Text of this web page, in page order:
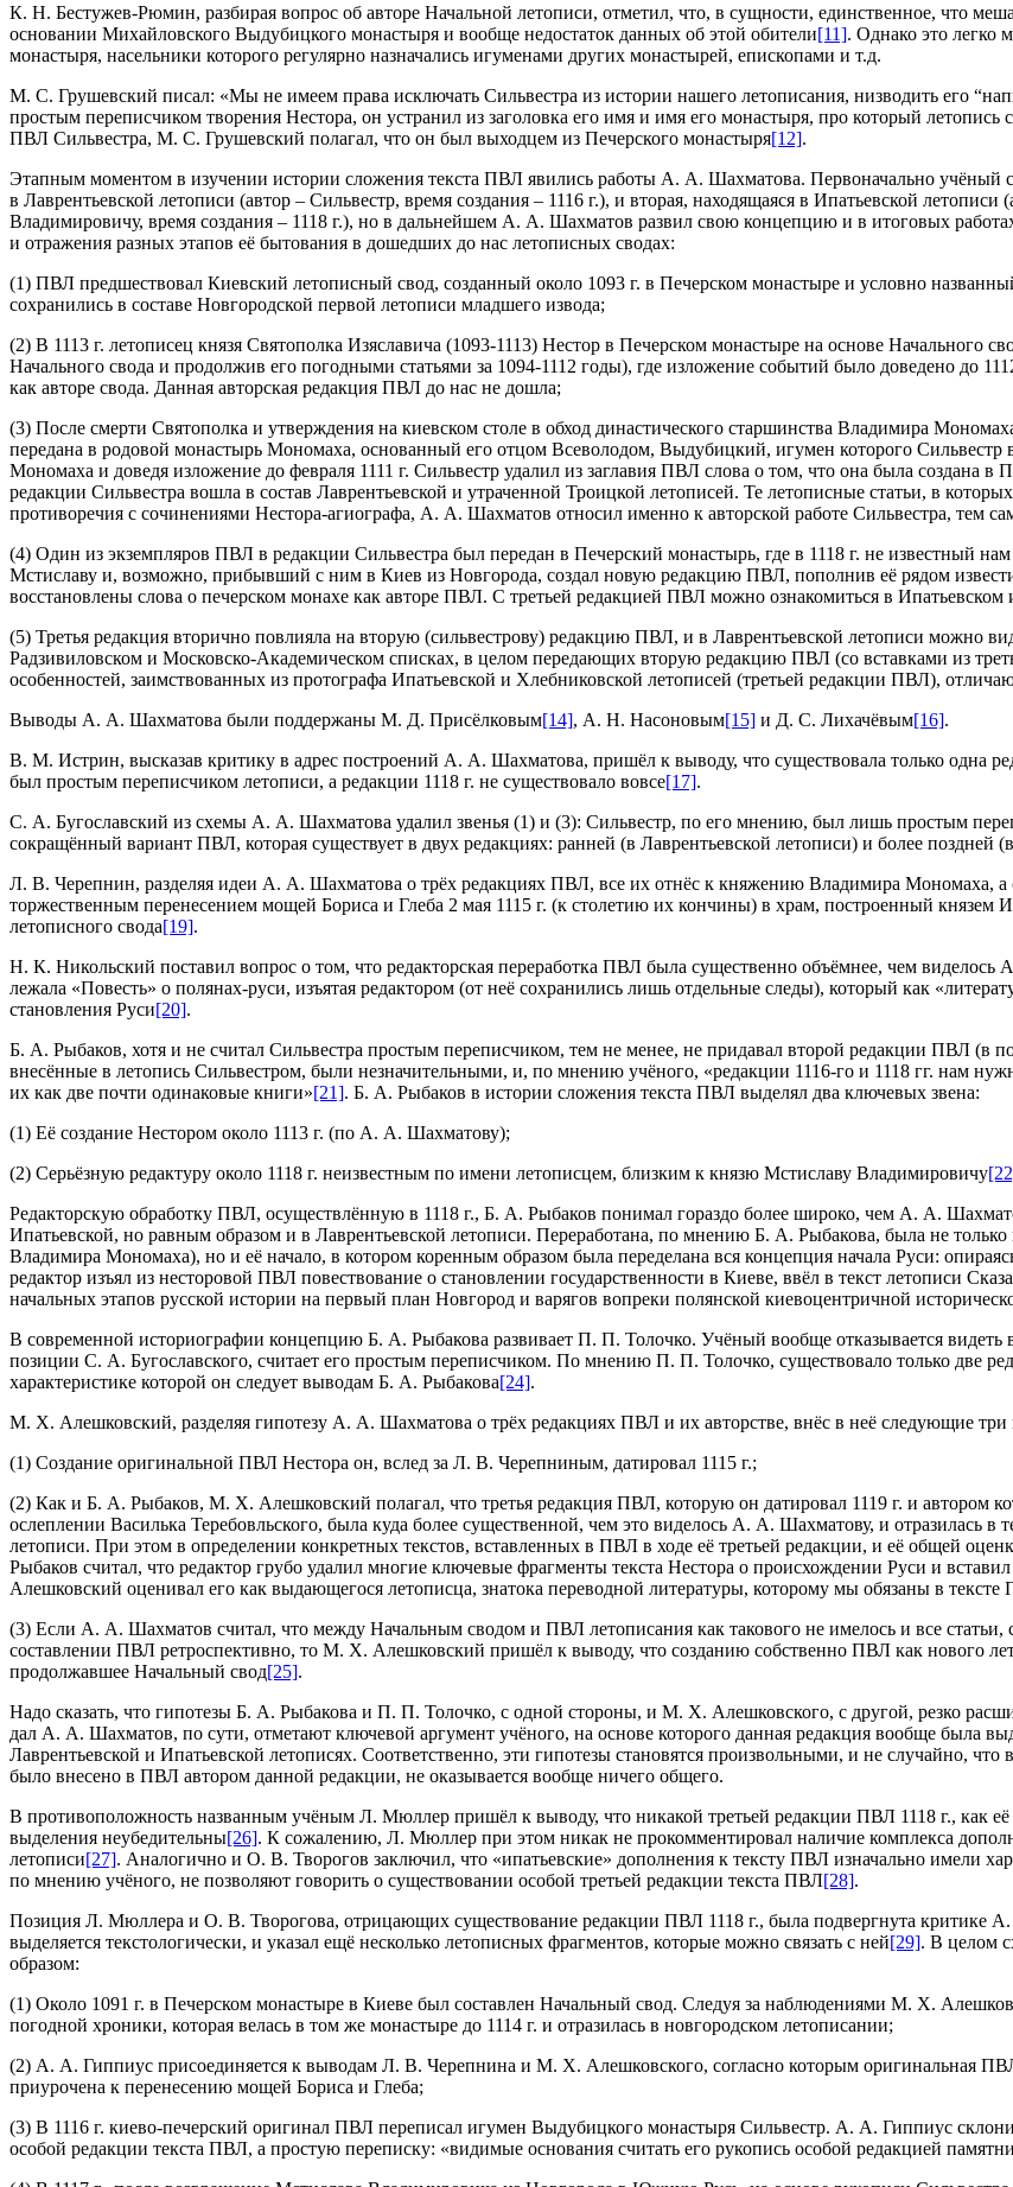
К. Н. Бестужев-Рюмин, разбирая вопрос об авторе Начальной летописи, отметил, что, в сущности, единственное, что
основании Михайловского Выдубицкого монастыря и вообще недостаток данных об этой обители[11]. Однако это легко
монастыря, насельники которого регулярно назначались игуменами других монастырей, епископами и т.д.
М. С. Грушевский писал: «Мы не имеем права исключать Сильвестра из истории нашего летописания, низводить его
простым переписчиком творения Нестора, он устранил из заголовка его имя и имя его монастыря, про который летопись
ПВЛ Сильвестра, М. С. Грушевский полагал, что он был выходцем из Печерского монастыря[12].
Этапным моментом в изучении истории сложения текста ПВЛ явились работы А. А. Шахматова. Первоначально учёный
в Лаврентьевской летописи (автор – Сильвестр, время создания – 1116 г.), и вторая, находящаяся в Ипатьевской
Владимировичу, время создания – 1118 г.), но в дальнейшем А. А. Шахматов развил свою концепцию и в итоговых
и отражения разных этапов её бытования в дошедших до нас летописных сводах:
(1) ПВЛ предшествовал Киевский летописный свод, созданный около 1093 г. в Печерском монастыре и условно
сохранились в составе Новгородской первой летописи младшего извода;
(2) В 1113 г. летописец князя Святополка Изяславича (1093-1113) Нестор в Печерском монастыре на основе Начального
Начального свода и продолжив его погодными статьями за 1094-1112 годы), где изложение событий было доведено до
как авторе свода. Данная авторская редакция ПВЛ до нас не дошла;
(3) После смерти Святополка и утверждения на киевском столе в обход династического старшинства Владимира
передана в родовой монастырь Мономаха, основанный его отцом Всеволодом, Выдубицкий, игумен которого Сильвестр
Мономаха и доведя изложение до февраля 1111 г. Сильвестр удалил из заглавия ПВЛ слова о том, что она была создана
редакции Сильвестра вошла в состав Лаврентьевской и утраченной Троицкой летописей. Те летописные статьи, в
противоречия с сочинениями Нестора-агиографа, А. А. Шахматов относил именно к авторской работе Сильвестра, тем
(4) Один из экземпляров ПВЛ в редакции Сильвестра был передан в Печерский монастырь, где в 1118 г. не известный
Мстиславу и, возможно, прибывший с ним в Киев из Новгорода, создал новую редакцию ПВЛ, пополнив её рядом
восстановлены слова о печерском монахе как авторе ПВЛ. С третьей редакцией ПВЛ можно ознакомиться в Ипатьевском
(5) Третья редакция вторично повлияла на вторую (сильвестрову) редакцию ПВЛ, и в Лаврентьевской летописи можно
Радзивиловском и Московско-Академическом списках, в целом передающих вторую редакцию ПВЛ (со вставками из
особенностей, заимствованных из протографа Ипатьевской и Хлебниковской летописей (третьей редакции ПВЛ),
Выводы А. А. Шахматова были поддержаны М. Д. Присёлковым[14], А. Н. Насоновым[15] и Д. С. Лихачёвым[16].
В. М. Истрин, высказав критику в адрес построений А. А. Шахматова, пришёл к выводу, что существовала только одна
был простым переписчиком летописи, а редакции 1118 г. не существовало вовсе[17].
С. А. Бугославский из схемы А. А. Шахматова удалил звенья (1) и (3): Сильвестр, по его мнению, был лишь простым
сокращённый вариант ПВЛ, которая существует в двух редакциях: ранней (в Лаврентьевской летописи) и более поздней
Л. В. Черепнин, разделяя идеи А. А. Шахматова о трёх редакциях ПВЛ, все их отнёс к княжению Владимира Мономаха, а
торжественным перенесением мощей Бориса и Глеба 2 мая 1115 г. (к столетию их кончины) в храм, построенный
летописного свода[19].
Н. К. Никольский поставил вопрос о том, что редакторская переработка ПВЛ была существенно объёмнее, чем
лежала «Повесть» о полянах-руси, изъятая редактором (от неё сохранились лишь отдельные следы), который как
становления Руси[20].
Б. А. Рыбаков, хотя и не считал Сильвестра простым переписчиком, тем не менее, не придавал второй редакции ПВЛ
внесённые в летопись Сильвестром, были незначительными, и, по мнению учёного, «редакции 1116-го и 1118 гг. нам
их как две почти одинаковые книги»[21]. Б. А. Рыбаков в истории сложения текста ПВЛ выделял два ключевых звена:
(1) Её создание Нестором около 1113 г. (по А. А. Шахматову);
(2) Серьёзную редактуру около 1118 г. неизвестным по имени летописцем, близким к князю Мстиславу Владимировичу
Редакторскую обработку ПВЛ, осуществлённую в 1118 г., Б. А. Рыбаков понимал гораздо более широко, чем А. А.
Ипатьевской, но равным образом и в Лаврентьевской летописи. Переработана, по мнению Б. А. Рыбакова, была не
Владимира Мономаха), но и её начало, в котором коренным образом была переделана вся концепция начала Руси:
редактор изъял из несторовой ПВЛ повествование о становлении государственности в Киеве, ввёл в текст летописи
начальных этапов русской истории на первый план Новгород и варягов вопреки полянской киевоцентричной
В современной историографии концепцию Б. А. Рыбакова развивает П. П. Толочко. Учёный вообще отказывается видеть
позиции С. А. Бугославского, считает его простым переписчиком. По мнению П. П. Толочко, существовало только две
характеристике которой он следует выводам Б. А. Рыбакова[24].
М. Х. Алешковский, разделяя гипотезу А. А. Шахматова о трёх редакциях ПВЛ и их авторстве, внёс в неё следующие три
(1) Создание оригинальной ПВЛ Нестора он, вслед за Л. В. Черепниным, датировал 1115 г.;
(2) Как и Б. А. Рыбаков, М. Х. Алешковский полагал, что третья редакция ПВЛ, которую он датировал 1119 г. и автором
ослеплении Василька Теребовльского, была куда более существенной, чем это виделось А. А. Шахматову, и отразилась в
летописи. При этом в определении конкретных текстов, вставленных в ПВЛ в ходе её третьей редакции, и её общей
Рыбаков считал, что редактор грубо удалил многие ключевые фрагменты текста Нестора о происхождении Руси и
Алешковский оценивал его как выдающегося летописца, знатока переводной литературы, которому мы обязаны в
(3) Если А. А. Шахматов считал, что между Начальным сводом и ПВЛ летописания как такового не имелось и все
составлении ПВЛ ретроспективно, то М. Х. Алешковский пришёл к выводу, что созданию собственно ПВЛ как нового
продолжавшее Начальный свод[25].
Надо сказать, что гипотезы Б. А. Рыбакова и П. П. Толочко, с одной стороны, и М. Х. Алешковского, с другой, резко
дал А. А. Шахматов, по сути, отметают ключевой аргумент учёного, на основе которого данная редакция вообще была
Лаврентьевской и Ипатьевской летописях. Соответственно, эти гипотезы становятся произвольными, и не случайно,
было внесено в ПВЛ автором данной редакции, не оказывается вообще ничего общего.
В противоположность названным учёным Л. Мюллер пришёл к выводу, что никакой третьей редакции ПВЛ 1118 г., как
выделения неубедительны[26]. К сожалению, Л. Мюллер при этом никак не прокомментировал наличие комплекса
летописи[27]. Аналогично и О. В. Творогов заключил, что «ипатьевские» дополнения к тексту ПВЛ изначально имели
по мнению учёного, не позволяют говорить о существовании особой третьей редакции текста ПВЛ[28].
Позиция Л. Мюллера и О. В. Творогова, отрицающих существование редакции ПВЛ 1118 г., была подвергнута критике
выделяется текстологически, и указал ещё несколько летописных фрагментов, которые можно связать с ней[29]. В целом
образом:
(1) Около 1091 г. в Печерском монастыре в Киеве был составлен Начальный свод. Следуя за наблюдениями М. Х.
погодной хроники, которая велась в том же монастыре до 1114 г. и отразилась в новгородском летописании;
(2) А. А. Гиппиус присоединяется к выводам Л. В. Черепнина и М. Х. Алешковского, согласно которым оригинальная
приурочена к перенесению мощей Бориса и Глеба;
(3) В 1116 г. киево-печерский оригинал ПВЛ переписал игумен Выдубицкого монастыря Сильвестр. А. А. Гиппиус
особой редакции текста ПВЛ, а простую переписку: «видимые основания считать его рукопись особой редакцией